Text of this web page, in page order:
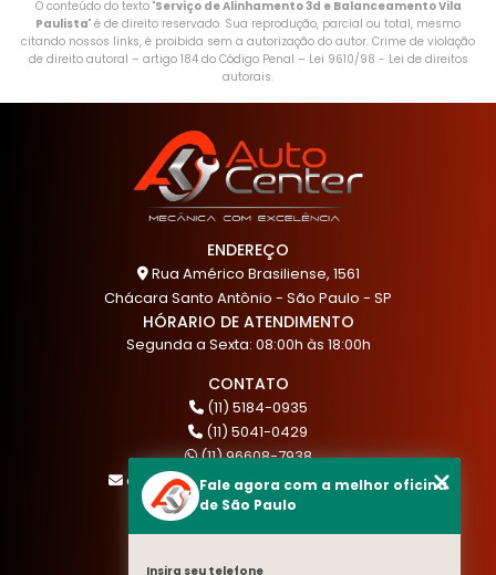
O conteúdo do texto "Serviço de Alinhamento 3d e Balanceamento Vila
Paulista" é de direito reservado. Sua reprodução, parcial ou total, mesmo
citando nossos links, é proibida sem a autorização do autor. Crime de violação
de direito autoral – artigo 184 do Código Penal – Lei 9610/98 - Lei de direitos
autorais.
ENDEREÇO
Rua Américo Brasiliense, 1561
Chácara Santo Antônio - São Paulo - SP
HÓRARIO DE ATENDIMENTO
Segunda a Sexta: 08:00h às 18:00h
CONTATO
(11) 5184-0935
(11) 5041-0429
(11) 96608-7938
atendimento@akautocenter.com.br
MENU
Fale agora com a melhor oficina
de São Paulo
Insira seu telefone